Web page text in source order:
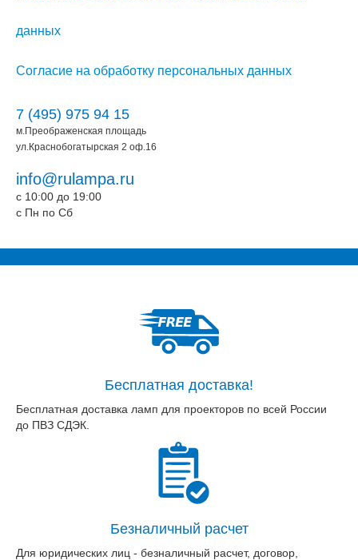
данных
Согласие на обработку персональных данных
7 (495) 975 94 15
м.Преображенская площадь
ул.Краснобогатырская 2 оф.16
info@rulampa.ru
c 10:00 до 19:00
c Пн по Сб
Бесплатная доставка!
Бесплатная доставка ламп для проекторов по всей России
до ПВЗ СДЭК.
Безналичный расчет
Для юридических лиц - безналичный расчет, договор,